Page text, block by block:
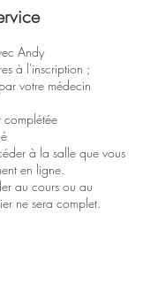
Andy
à l'inscription ;
votre médecin
complétée
à la salle que vous
en ligne.
au cours ou au
ne sera complet.